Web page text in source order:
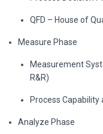
QFD – House of
Measure Phase
Measurement
R&R)
Process
Analyze Phase